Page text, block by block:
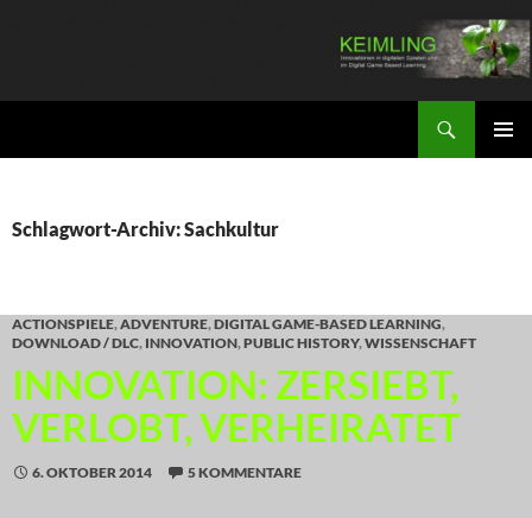
Schlagwort-Archiv: Sachkultur
ACTIONSPIELE,ADVENTURE,DIGITAL GAME-BASED LEARNING,
DOWNLOAD / DLC, INNOVATION,PUBLIC HISTORY,WISSENSCHAFT
INNOVATION: ZERSIEBT,
VERLOBT, VERHEIRATET
6. OKTOBER 2014 5 KOMMENTARE